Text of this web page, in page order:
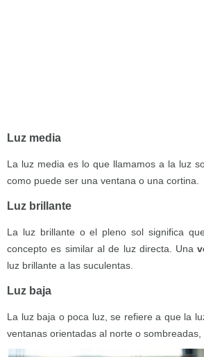
Luz media
La luz media es lo que llamamos a la luz
como puede ser una ventana o una cortina.
Luz brillante
La luz brillante o el pleno sol significa
concepto es similar al de luz directa. Una
luz brillante a las suculentas.
Luz baja
La luz baja o poca luz, se refiere a que la
ventanas orientadas al norte o